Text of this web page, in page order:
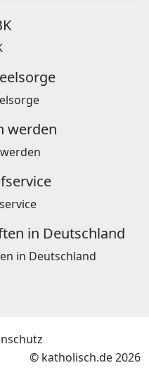
in Deutschland
© katholisch.de 2026